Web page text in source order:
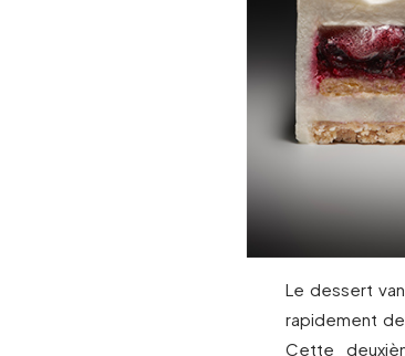
Le dessert
rapidement
Cette